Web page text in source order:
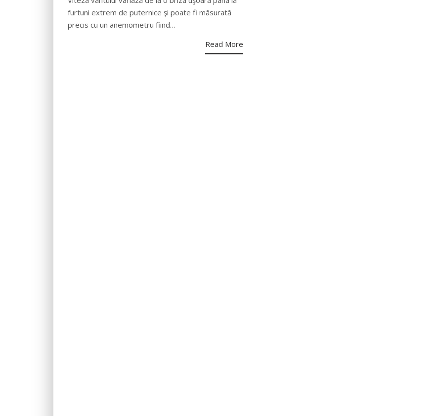
furtuni extrem de puternice şi poate fi măsurată
precis cu un anemometru fiind…
Read More